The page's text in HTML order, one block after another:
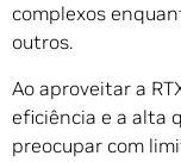
complexos
outros.
Ao aproveitar a
eficiência e a alta
preocupar com